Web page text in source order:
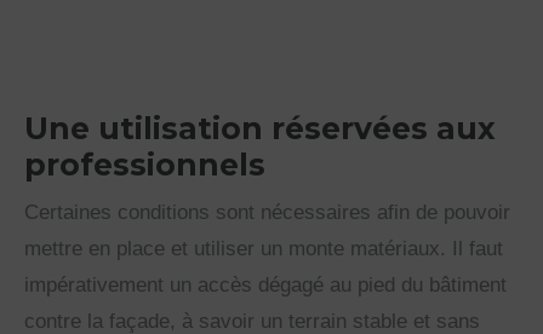
Une utilisation réservées aux
professionnels
Certaines conditions sont nécessaires afin de pouvoir
mettre en place et utiliser un monte matériaux. Il faut
impérativement un accès dégagé au pied du bâtiment
contre la façade, à savoir un terrain stable et sans